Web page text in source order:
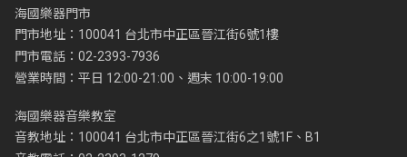
海國樂器門市
門市地址：100041 台北市中正區晉江街6號1樓
門市電話：02-2393-7936
營業時間：平日 12:00-21:00、週末 10:00-19:00
海國樂器音樂教室
音教地址：100041 台北市中正區晉江街6之1號1F、B1